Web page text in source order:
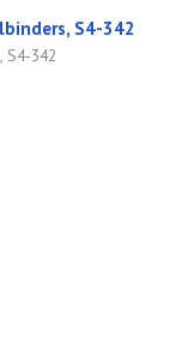
S4-342
S4-342